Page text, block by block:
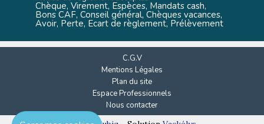
Chèque, Virement, Espèces, Mandats cash,
Bons CAF, Conseil général, Chèques vacances,
Avoir, Perte, Ecart de règlement, Prélèvement
C.G.V
Mentions Légales
Plan du site
Espace Professionnels
Nous contacter